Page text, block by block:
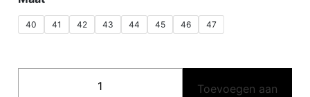
40 41 42 43 44 45 46 47
Toevoegen aan